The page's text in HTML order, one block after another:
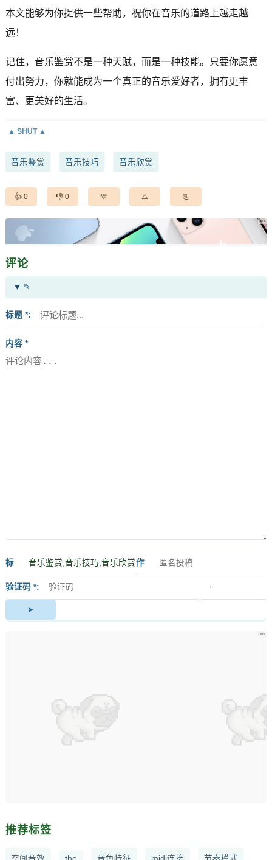
本文能够为你提供一些帮助，祝你在音乐的道路上越走越
远！
记住，音乐鉴赏不是一种天赋，而是一种技能。只要你愿意
付出努力，你就能成为一个真正的音乐爱好者，拥有更丰
富、更美好的生活。
音乐鉴赏 音乐技巧 音乐欣赏
0 0
评论
✎
标题 *
内容 *
标
签
作
验证码 *
推荐标签